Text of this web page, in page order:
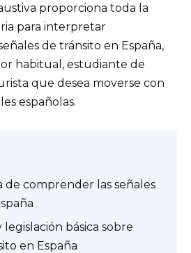
proporciona toda la
para interpretar
de tránsito en España,
habitual, estudiante de
que desea moverse con
españolas.
de comprender las señales
legislación básica sobre
en España